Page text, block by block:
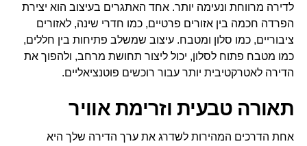
לדירה מרווחת ונעימה יותר. אחד האתגרים בעיצוב הוא יצירת
הפרדה חכמה בין אזורים פרטיים, כמו חדרי שינה, לאזורים
ציבוריים, כמו סלון ומטבח. עיצוב שמשלב פתיחות בין חללים,
כמו מטבח פתוח לסלון, יכול ליצור תחושת מרחב, ולהפוך את
הדירה לאטרקטיבית יותר עבור רוכשים פוטנציאליים.
תאורה טבעית וזרימת אוויר
אחת הדרכים המהירות לשדרג את ערך הדירה שלך היא